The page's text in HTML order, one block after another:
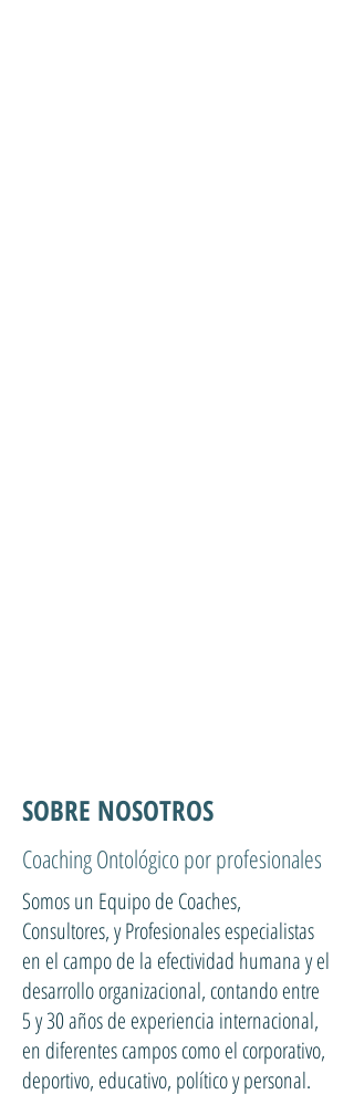
SOBRE NOSOTROS
Coaching Ontológico por profesionales
Somos un Equipo de Coaches,
Consultores, y Profesionales especialistas
en el campo de la efectividad humana y el
desarrollo organizacional, contando entre
5 y 30 años de experiencia internacional,
en diferentes campos como el corporativo,
deportivo, educativo, político y personal.